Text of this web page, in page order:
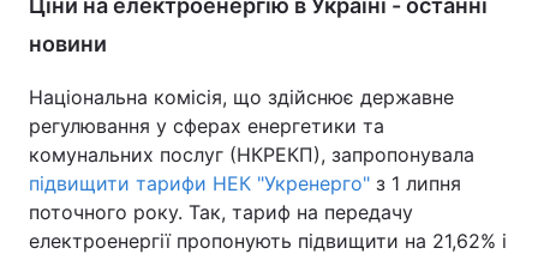
новини
Національна комісія, що здійснює державне
регулювання у сферах енергетики та
комунальних послуг (НКРЕКП), запропонувала
підвищити тарифи НЕК "Укренерго" з 1 липня
поточного року. Так, тариф на передачу
електроенергії пропонують підвищити на 21,62% і